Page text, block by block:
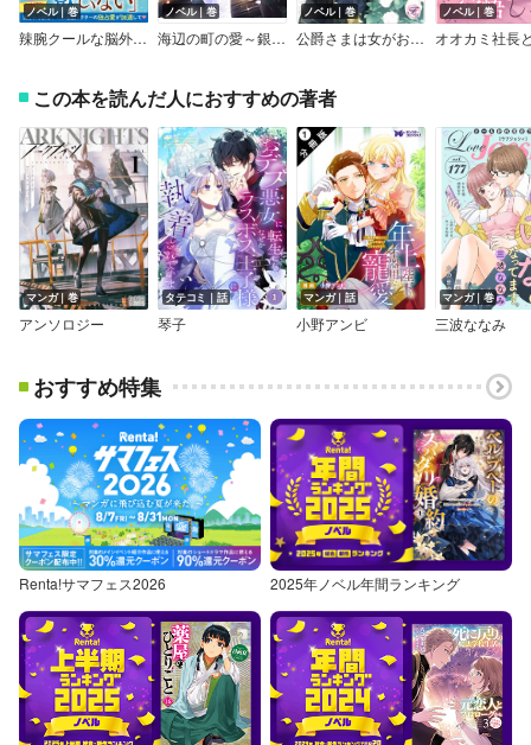
ノベル｜巻
辣腕クールな脳外科医は、偽りの婚約者を甘く堕として妻にする【SS付き】
ノベル｜巻
海辺の町の愛～銀髪伯爵の微笑と失われた乙女の記憶～
ノベル｜巻
公爵さまは女がお嫌い！【初回限定SS・電子限定SS付】【イラスト付】
ノベル｜巻
この本を読んだ人におすすめの著者
マンガ｜巻
アンソロジー
タテコミ｜話
琴子
マンガ｜話
小野アンビ
マンガ｜巻
三波ななみ
おすすめ特集
Renta!サマフェス2026 2025年ノベル年間ランキング